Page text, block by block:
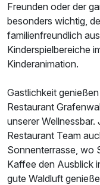
Ausstattung
Für 6 Tage
Freunden oder der
besonders wichtig,
familienfreundlich
Kinderspielbereiche
Kinderanimation.
Gastlichkeit
Restaurant
unserer
Restaurant Team
Sonnenterrasse, wo
Kaffee den Ausblick
gute Waldluft